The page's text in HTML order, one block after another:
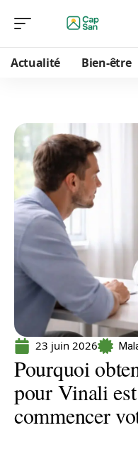
Actualité Bien-être
23 juin 2026
Pourquoi
pour Vinali
commencer